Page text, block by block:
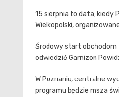
15 sierpnia to data, kiedy
Wielkopolski,
Środowy start obchodom
odwiedzić Garnizon
W Poznaniu, centralne
programu będzie msza